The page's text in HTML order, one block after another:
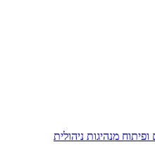
מנהיגות ניהולית